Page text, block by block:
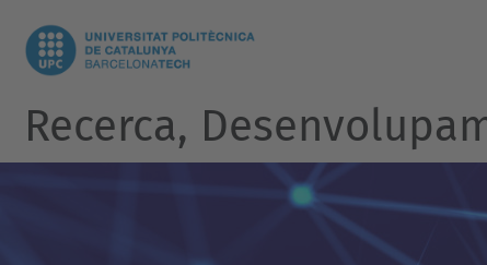
Recerca,